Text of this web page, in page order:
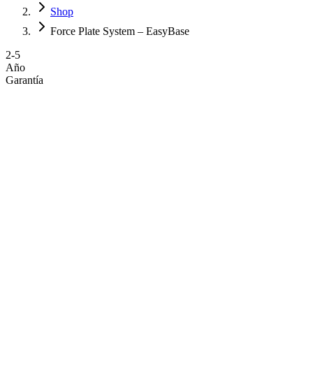
Shop
Force Plate System – EasyBase
2-5
Año
Garantía